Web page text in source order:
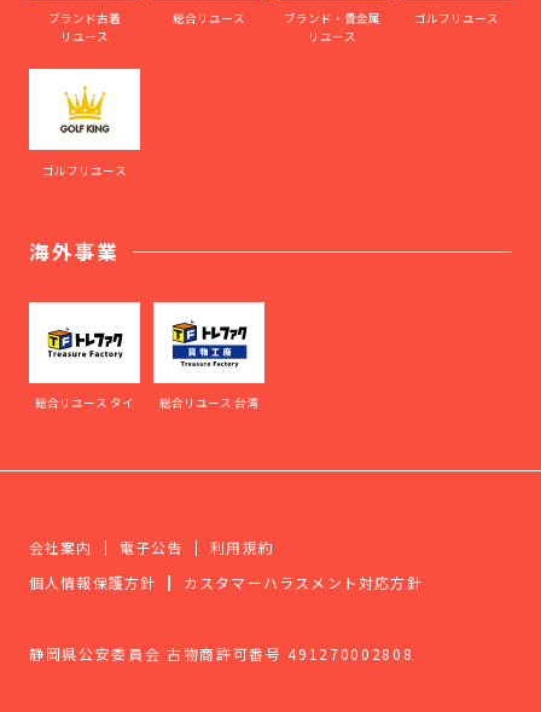
ブランド古着
リユース
総合リユース
ブランド・貴金属
リユース
ゴルフリユース
ゴルフリユース
海外事業
総合リユース タイ 総合リユース 台湾
会社案内 電子公告
利用規約
個人情報保護方針
カスタマーハラスメント対応方針
静岡県公安委員会 古物商許可番号 491270002808